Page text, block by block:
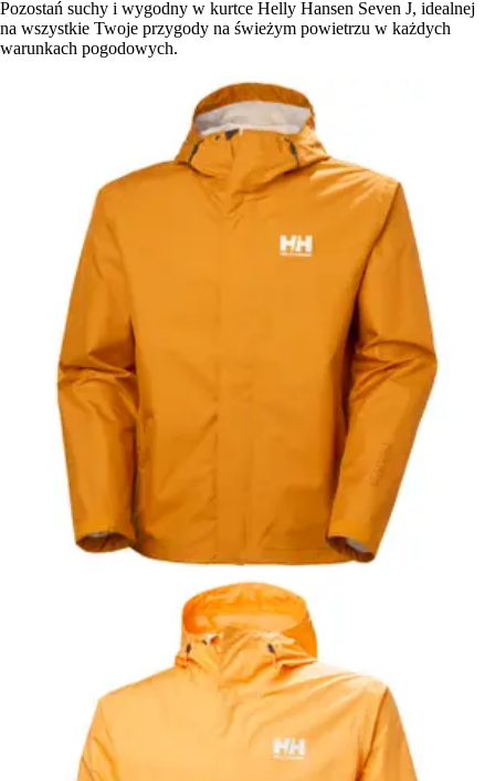
Pozostań suchy i wygodny w kurtce Helly Hansen Seven J, idealnej
na wszystkie Twoje przygody na świeżym powietrzu w każdych
warunkach pogodowych.